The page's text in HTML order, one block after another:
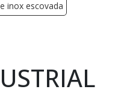
inox escovada